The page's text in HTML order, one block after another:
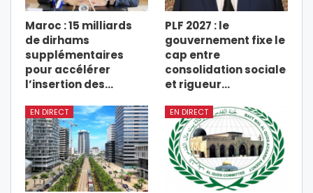
Maroc : 15 milliards
de dirhams
supplémentaires
pour accélérer
l’insertion des…
PLF 2027 : le
gouvernement fixe le
cap entre
consolidation sociale
et rigueur…
EN DIRECT EN DIRECT